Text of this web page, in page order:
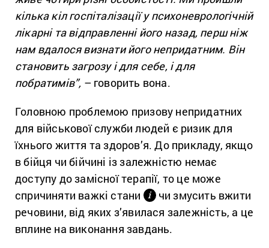
кілька кіл госпіталізації у психоневрологічній
лікарні та відправленні його назад, перш ніж
нам вдалося визнати його непридатним. Він
становить загрозу і для себе, і для
побратимів”, – говорить вона.
Головною проблемою призову непридатних
для військової служби людей є ризик для
їхнього життя та здоров’я. До прикладу, якщо
в бійця чи бійчині із залежністю немає
доступу до замісної терапії, то це може
спричиняти важкі стани
і чи змусить вжити
речовини, від яких з’явилася залежність, а це
вплине на виконання завдань.